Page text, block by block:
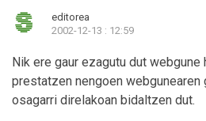
editorea
2002-12-13 : 12:59
Nik ere gaur ezagutu dut webgune
prestatzen nengoen webgunearen
osagarri direlakoan bidaltzen dut.